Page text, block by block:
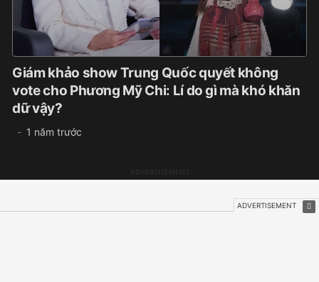
Giám khảo show Trung Quốc quyết không
vote cho Phương Mỹ Chi: Lí do gì mà khó khăn
dữ vậy?
1 năm trước